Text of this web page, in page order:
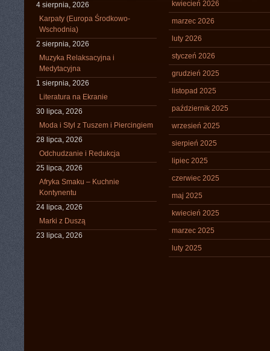
4 sierpnia, 2026
Karpaty (Europa Środkowo-
Wschodnia)
2 sierpnia, 2026
Muzyka Relaksacyjna i
Medytacyjna
1 sierpnia, 2026
Literatura na Ekranie
30 lipca, 2026
Moda i Styl z Tuszem i Piercingiem
28 lipca, 2026
Odchudzanie i Redukcja
25 lipca, 2026
Afryka Smaku – Kuchnie
Kontynentu
24 lipca, 2026
Marki z Duszą
23 lipca, 2026
kwiecień 2026
marzec 2026
luty 2026
styczeń 2026
grudzień 2025
listopad 2025
październik 2025
wrzesień 2025
sierpień 2025
lipiec 2025
czerwiec 2025
maj 2025
kwiecień 2025
marzec 2025
luty 2025